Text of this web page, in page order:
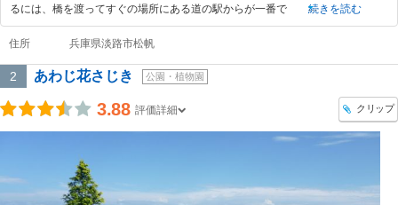
るには、橋を渡ってすぐの場所にある道の駅からが一番で
続きを読む
住所 兵庫県淡路市松帆
2 あわじ花さじき 公園・植物園
3.88 評価詳細 クリップ